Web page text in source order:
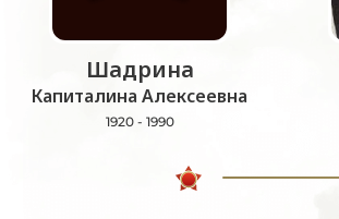
Шадрина
Капиталина Алексеевна
1920 - 1990